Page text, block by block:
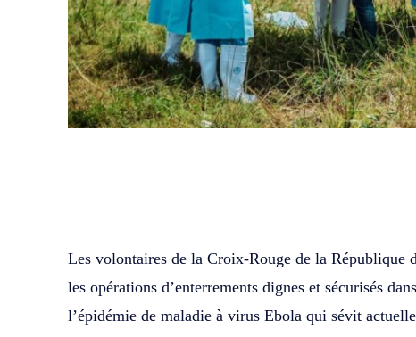
Les volontaires de la Croix-Rouge de la République
les opérations d’enterrements dignes et sécurisés
l’épidémie de maladie à virus Ebola qui sévit